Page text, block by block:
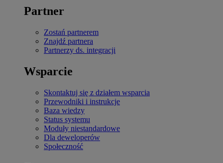
Partner
Zostań partnerem
Znajdź partnera
Partnerzy ds. integracji
Wsparcie
Skontaktuj się z działem wsparcia
Przewodniki i instrukcje
Baza wiedzy
Status systemu
Moduły niestandardowe
Dla deweloperów
Społeczność